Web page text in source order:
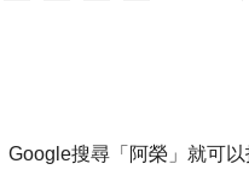
Google搜尋「阿榮」就可